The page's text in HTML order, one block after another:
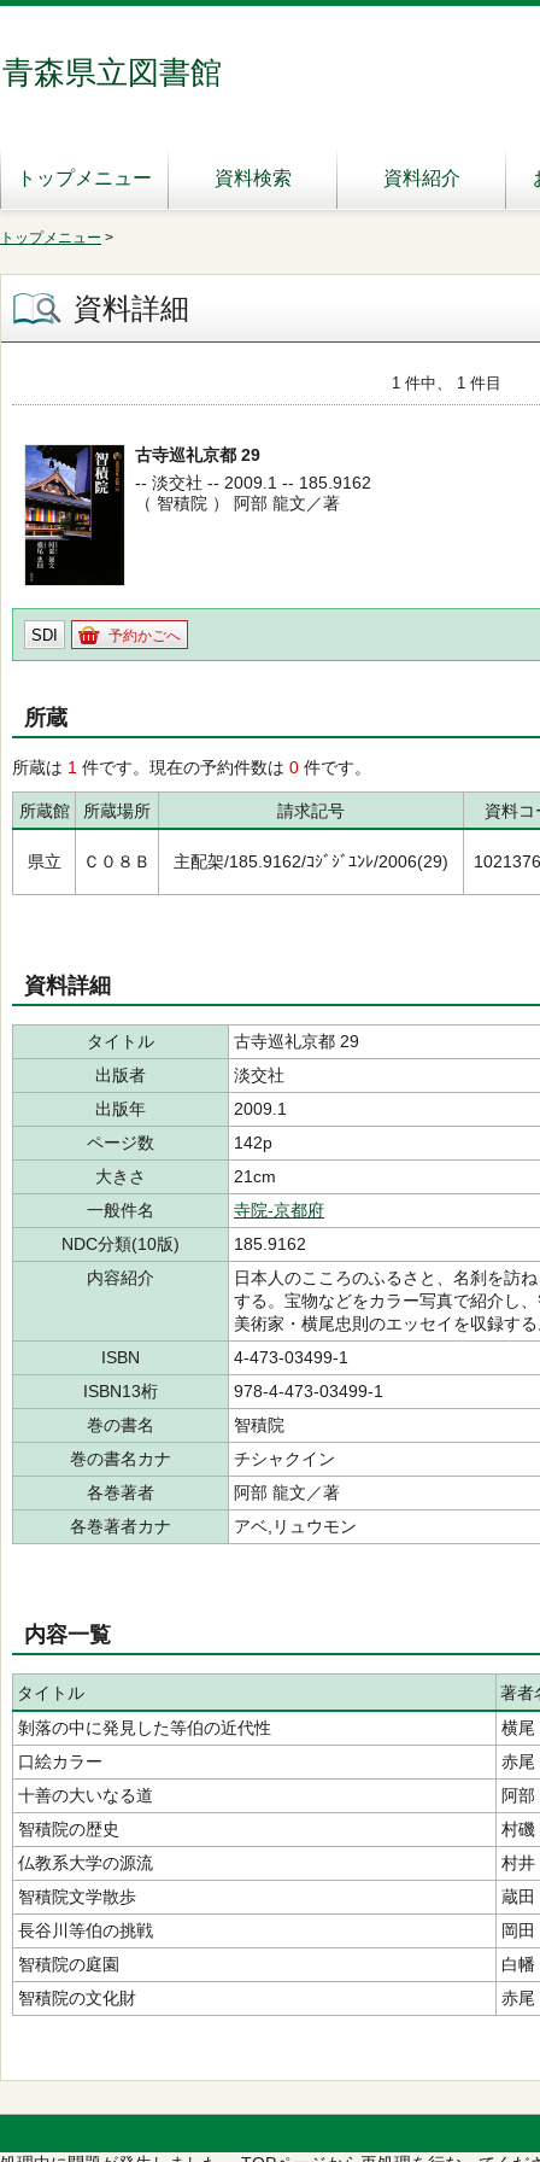
青森県立図書館
トップメニュー 資料検索 資料紹介
トップメニュー >
資料詳細
1 件中、 1 件目
古寺巡礼京都 29
-- 淡交社 -- 2009.1 -- 185.9162
（ 智積院 ） 阿部 龍文／著
SDI 予約かごへ
所蔵
所蔵は 1 件です。現在の予約件数は 0 件です。
所蔵館 所蔵場所 請求記号 資料コ
県立 Ｃ０８Ｂ 主配架/185.9162/ｺｼﾞｼﾞﾕﾝﾚ/2006(29)
資料詳細
タイトル
古寺巡礼京都 29
出版者
淡交社
出版年
2009.1
ページ数
142p
大きさ
21cm
一般件名
寺院-京都府
NDC分類(10版)
185.9162
内容紹介
日本人のこころのふるさと、名刹を訪
する。宝物などをカラー写真で紹介し
美術家・横尾忠則のエッセイを収録す
ISBN
4-473-03499-1
ISBN13桁
978-4-473-03499-1
巻の書名
智積院
巻の書名カナ
チシャクイン
各巻著者
阿部 龍文／著
各巻著者カナ
アベ,リュウモン
内容一覧
タイトル
著者
剝落の中に発見した等伯の近代性
横尾
口絵カラー
赤尾
十善の大いなる道
阿
智積院の歴史
村磯
仏教系大学の源流
村井
智積院文学散歩
蔵田
長谷川等伯の挑戦
岡
智積院の庭園
白幡
智積院の文化財
赤尾